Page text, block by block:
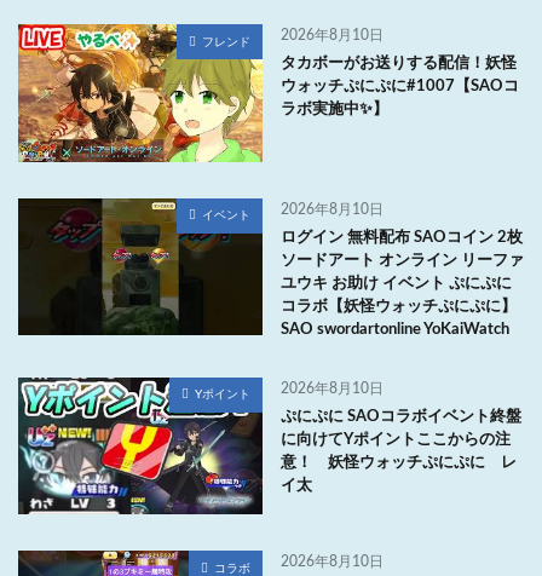
フレンド 2026年8月10日
タカボーがお送りする配信！妖怪
ウォッチぷにぷに#1007【SAOコ
ラボ実施中✨】
イベント 2026年8月10日
ログイン 無料配布 SAOコイン 2枚
ソードアート オンライン リーファ
ユウキ お助け イベント ぷにぷに
コラボ【妖怪ウォッチぷにぷに】
SAO swordartonline YoKaiWatch
Yポイント 2026年8月10日
ぷにぷに SAOコラボイベント終盤
に向けてYポイントここからの注
意！ 妖怪ウォッチぷにぷに レ
イ太
コラボ 2026年8月10日